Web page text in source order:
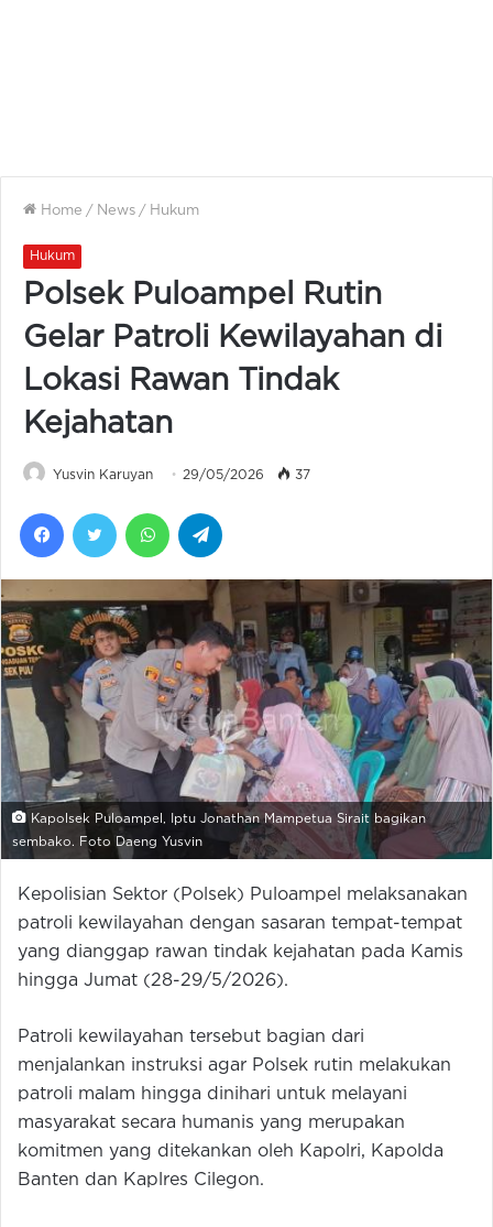
Home / News / Hukum
Hukum
Polsek Puloampel Rutin
Gelar Patroli Kewilayahan di
Lokasi Rawan Tindak
Kejahatan
Yusvin Karuyan 29/05/2026 37
FacebookTwitter WhatsApp
Kapolsek Puloampel, Iptu Jonathan Mampetua Sirait bagikan
sembako. Foto Daeng Yusvin
Kepolisian Sektor (Polsek) Puloampel melaksanakan
patroli kewilayahan dengan sasaran tempat-tempat
yang dianggap rawan tindak kejahatan pada Kamis
hingga Jumat (28-29/5/2026).
Patroli kewilayahan tersebut bagian dari
menjalankan instruksi agar Polsek rutin melakukan
patroli malam hingga dinihari untuk melayani
masyarakat secara humanis yang merupakan
komitmen yang ditekankan oleh Kapolri, Kapolda
Banten dan Kaplres Cilegon.